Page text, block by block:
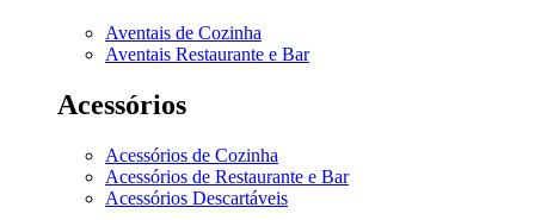
Aventais de Cozinha
Aventais Restaurante e Bar
Acessórios
Acessórios de Cozinha
Acessórios de Restaurante e Bar
Acessórios Descartáveis